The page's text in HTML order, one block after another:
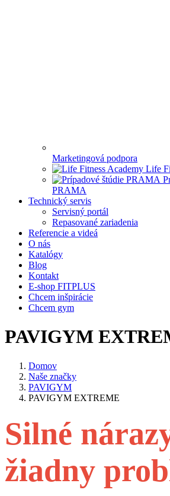
Marketingová podpora
Life
PRAMA
Technický servis
Servisný portál
Repasované zariadenia
Referencie a videá
O nás
Katalógy
Blog
Kontakt
E-shop FITPLUS
Chcem inšpirácie
Chcem gym
PAVIGYM
Domov
Naše značky
PAVIGYM
PAVIGYM EXTREME
Silné
žiadny